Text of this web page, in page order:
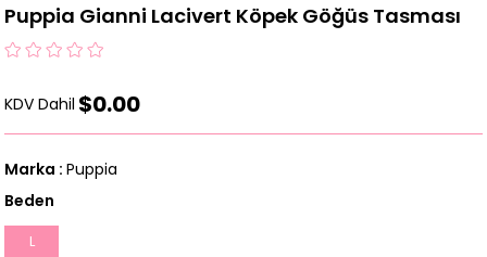
Puppia Gianni Lacivert Köpek Göğüs Tasması
KDV Dahil $0.00
Marka : Puppia
Beden
L